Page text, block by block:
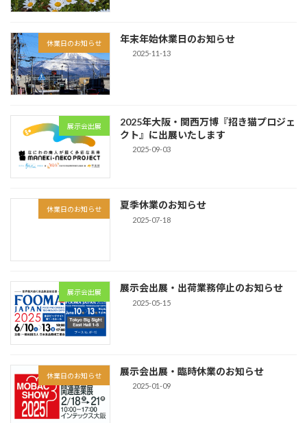
休業日のお知らせ 年末年始休業日のお知らせ
2025-11-13
展示会出展
2025年大阪・関西万博『招き猫プロジェ
クト』に出展いたします
2025-09-03
休業日のお知らせ 夏季休業のお知らせ
2025-07-18
展示会出展 展示会出展・出荷業務停止のお知らせ
2025-05-15
休業日のお知らせ 展示会出展・臨時休業のお知らせ
2025-01-09